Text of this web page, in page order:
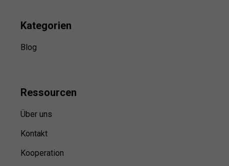
Kategorien
Blog
Ressourcen
Über uns
Kontakt
Kooperation